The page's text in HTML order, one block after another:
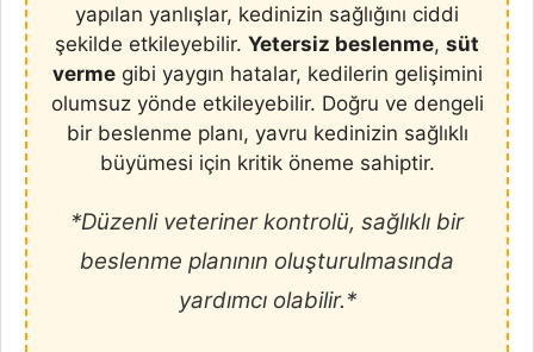
yapılan yanlışlar, kedinizin sağlığını ciddi
şekilde etkileyebilir. Yetersiz beslenme, süt
vermegibi yaygın hatalar, kedilerin gelişimini
olumsuz yönde etkileyebilir. Doğru ve dengeli
bir beslenme planı, yavru kedinizin sağlıklı
büyümesi için kritik öneme sahiptir.
*Düzenli veteriner kontrolü, sağlıklı bir
beslenme planının oluşturulmasında
yardımcı olabilir.*